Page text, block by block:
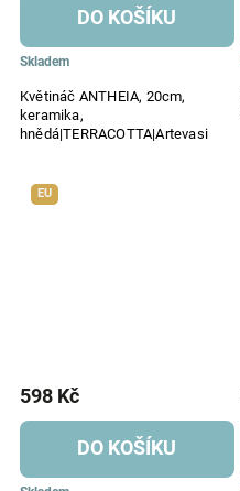
Květináč ANTHEIA, 20cm,
keramika,
hnědá|TERRACOTTA|Artevasi
Skladem
DO KOŠÍKU
EU
598 Kč
DO KOŠÍKU